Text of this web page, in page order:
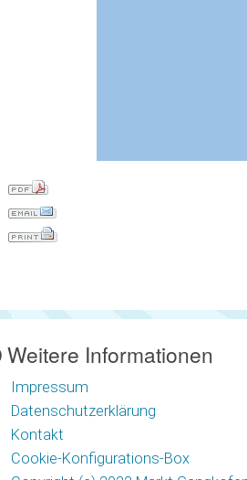
Weitere Informationen
Impressum
Datenschutzerklärung
Kontakt
Cookie-Konfigurations-Box